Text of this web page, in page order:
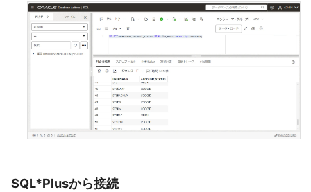
SQL*Plusから接続